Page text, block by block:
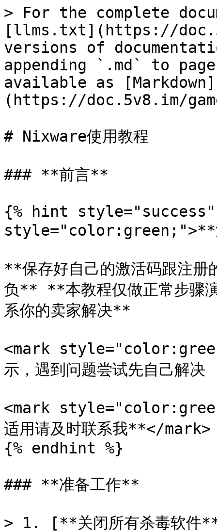
> For the complete
[llms.txt](https://
versions of
appending `.md` to
available as [Markdown]
(https://doc.5v8.im/
# Nixware使用教程
### **前言**
{% hint style="success"
style="color:green;">**
**保存好自己的激活码跟注
负** **本教程仅做正常步骤
系你的卖家解决**
<mark
示，遇到问题尝试先自己
<mark
适用请及时联系我**</mark>
{% endhint %}
### **准备工作**
> 1. [**关闭所有杀毒软件